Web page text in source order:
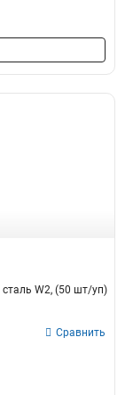
W2, (50 шт/уп)
Сравнить